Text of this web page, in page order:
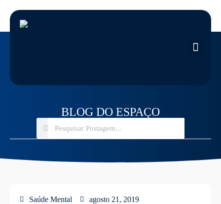
BLOG DO ESPAÇO
Saúde Mental agosto 21, 2019